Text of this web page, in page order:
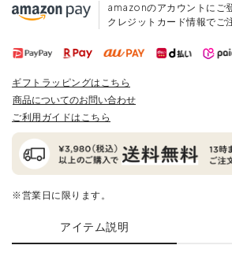
amazonのアカウントにご
クレジットカード情報でご
ギフトラッピングはこちら
商品についてのお問い合わせ
ご利用ガイドはこちら
※営業日に限ります。
アイテム説明